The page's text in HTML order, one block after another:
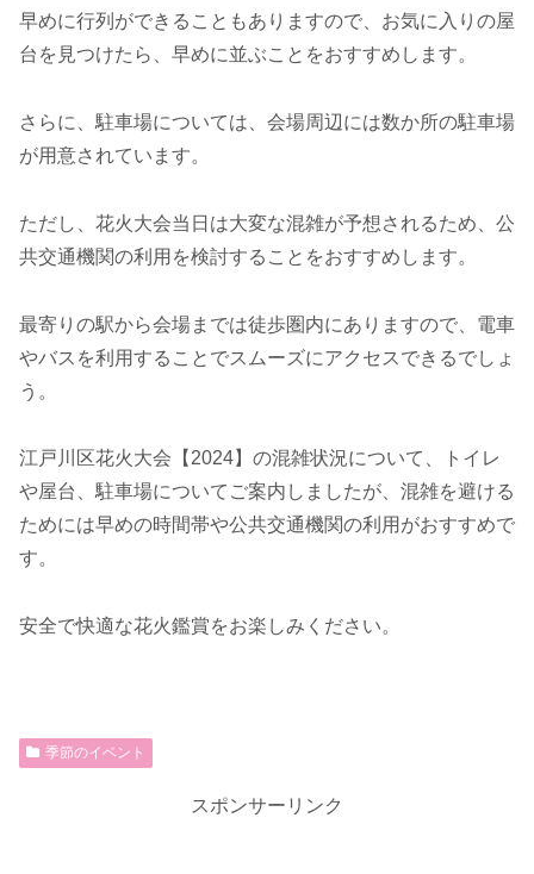
早めに行列ができることもありますので、お気に入りの屋
台を見つけたら、早めに並ぶことをおすすめします。
さらに、駐車場については、会場周辺には数か所の駐車場
が用意されています。
ただし、花火大会当日は大変な混雑が予想されるため、公
共交通機関の利用を検討することをおすすめします。
最寄りの駅から会場までは徒歩圏内にありますので、電車
やバスを利用することでスムーズにアクセスできるでしょ
う。
江戸川区花火大会【2024】の混雑状況について、トイレ
や屋台、駐車場についてご案内しましたが、混雑を避ける
ためには早めの時間帯や公共交通機関の利用がおすすめで
す。
安全で快適な花火鑑賞をお楽しみください。
季節のイベント
スポンサーリンク